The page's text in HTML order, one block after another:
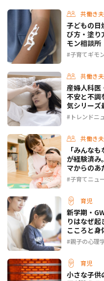
共働き
子どもの日
び方・塗り
モン相談所
子育てギモ
共働き
産婦人科医
不安と不調
気シリーズ
トレンドニ
共働き
「みんな
が経験済み
マからのあ
子育てニュ
育児
新学期・
りはなぜ
こころと身
親子の心理
育児
小さな子供